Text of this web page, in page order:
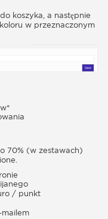
koszyka, a następnie
w przeznaczonym
70% (w zestawach)
/ punkt
mailem